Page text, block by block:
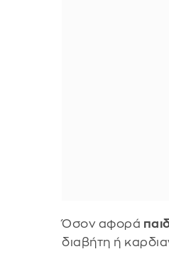
Όσον αφορά
διαβήτη ή